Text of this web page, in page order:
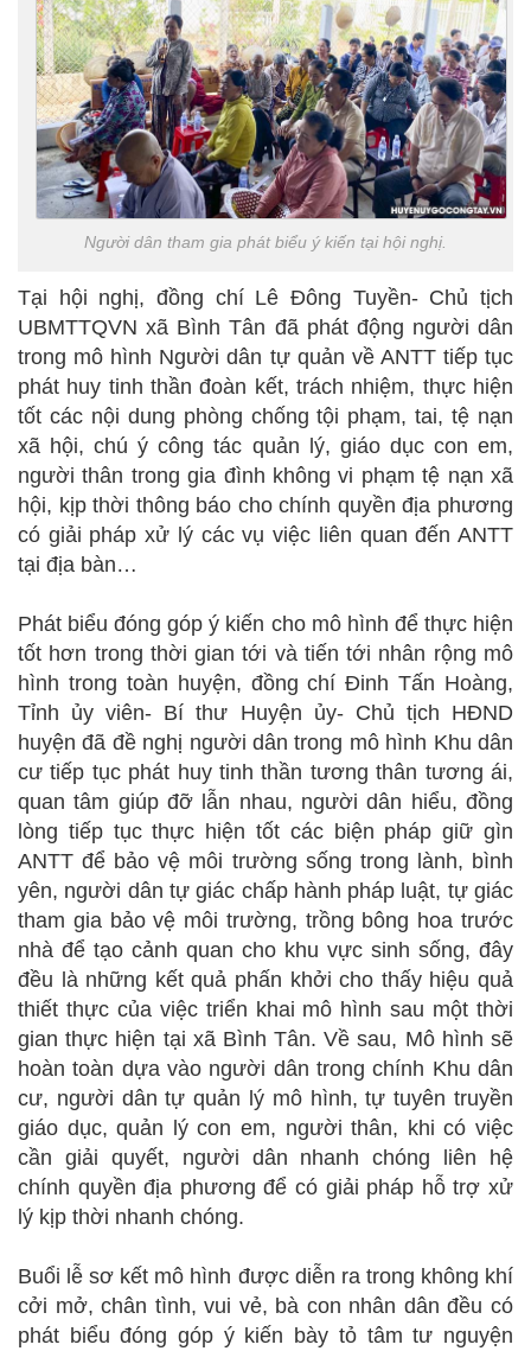
Người dân tham gia phát biểu ý kiến tại hội nghị.
Tại hội nghị, đồng chí Lê Đông Tuyền- Chủ tịch
UBMTTQVN xã Bình Tân đã phát động người dân
trong mô hình Người dân tự quản về ANTT tiếp tục
phát huy tinh thần đoàn kết, trách nhiệm, thực hiện
tốt các nội dung phòng chống tội phạm, tai, tệ nạn
xã hội, chú ý công tác quản lý, giáo dục con em,
người thân trong gia đình không vi phạm tệ nạn xã
hội, kịp thời thông báo cho chính quyền địa phương
có giải pháp xử lý các vụ việc liên quan đến ANTT
tại địa bàn…
Phát biểu đóng góp ý kiến cho mô hình để thực hiện
tốt hơn trong thời gian tới và tiến tới nhân rộng mô
hình trong toàn huyện, đồng chí Đinh Tấn Hoàng,
Tỉnh ủy viên- Bí thư Huyện ủy- Chủ tịch HĐND
huyện đã đề nghị người dân trong mô hình Khu dân
cư tiếp tục phát huy tinh thần tương thân tương ái,
quan tâm giúp đỡ lẫn nhau, người dân hiểu, đồng
lòng tiếp tục thực hiện tốt các biện pháp giữ gìn
ANTT để bảo vệ môi trường sống trong lành, bình
yên, người dân tự giác chấp hành pháp luật, tự giác
tham gia bảo vệ môi trường, trồng bông hoa trước
nhà để tạo cảnh quan cho khu vực sinh sống, đây
đều là những kết quả phấn khởi cho thấy hiệu quả
thiết thực của việc triển khai mô hình sau một thời
gian thực hiện tại xã Bình Tân. Về sau, Mô hình sẽ
hoàn toàn dựa vào người dân trong chính Khu dân
cư, người dân tự quản lý mô hình, tự tuyên truyền
giáo dục, quản lý con em, người thân, khi có việc
cần giải quyết, người dân nhanh chóng liên hệ
chính quyền địa phương để có giải pháp hỗ trợ xử
lý kịp thời nhanh chóng.
Buổi lễ sơ kết mô hình được diễn ra trong không khí
cởi mở, chân tình, vui vẻ, bà con nhân dân đều có
phát biểu đóng góp ý kiến bày tỏ tâm tư nguyện